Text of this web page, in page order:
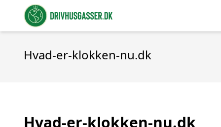
Hvad-er-klokken-nu.dk
Hvad-er-klokken-nu.dk